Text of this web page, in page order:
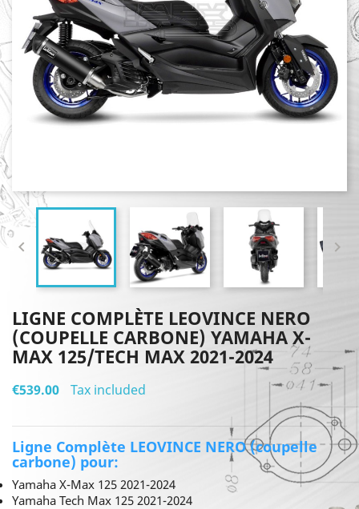
 
LIGNE COMPLÈTE LEOVINCE NERO
(COUPELLE CARBONE) YAMAHA X-
MAX 125/TECH MAX 2021-2024
€539.00 Tax included
Ligne Complète LEOVINCE NERO (coupelle
carbone) pour:
Yamaha X-Max 125 2021-2024
Yamaha Tech Max 125 2021-2024